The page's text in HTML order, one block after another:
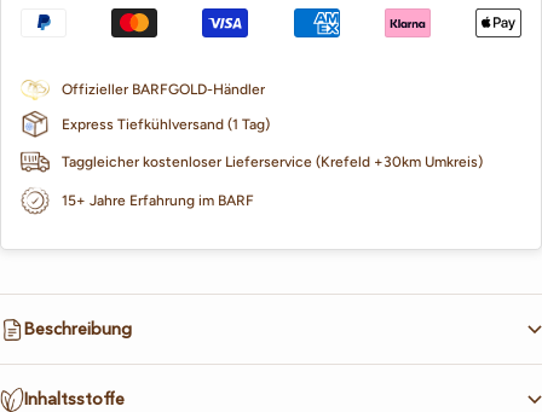
Offizieller BARFGOLD-Händler
Express Tiefkühlversand (1 Tag)
Taggleicher kostenloser Lieferservice (Krefeld +30km Umkreis)
15+ Jahre Erfahrung im BARF
Beschreibung
Inhaltsstoffe